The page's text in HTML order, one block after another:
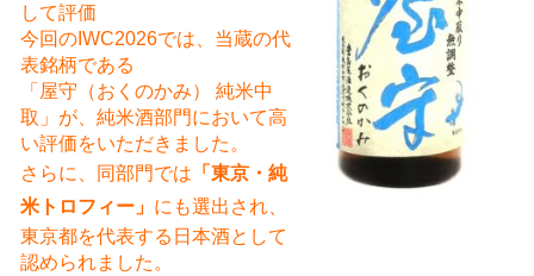
して評価
今回のIWC2026では、当蔵の代
表銘柄である
「屋守（おくのかみ） 純米中
取」が、純米酒部門において高
い評価をいただきました。
さらに、同部門では 「東京・純
米トロフィー」 にも選出され、
東京都を代表する日本酒として
認められました。